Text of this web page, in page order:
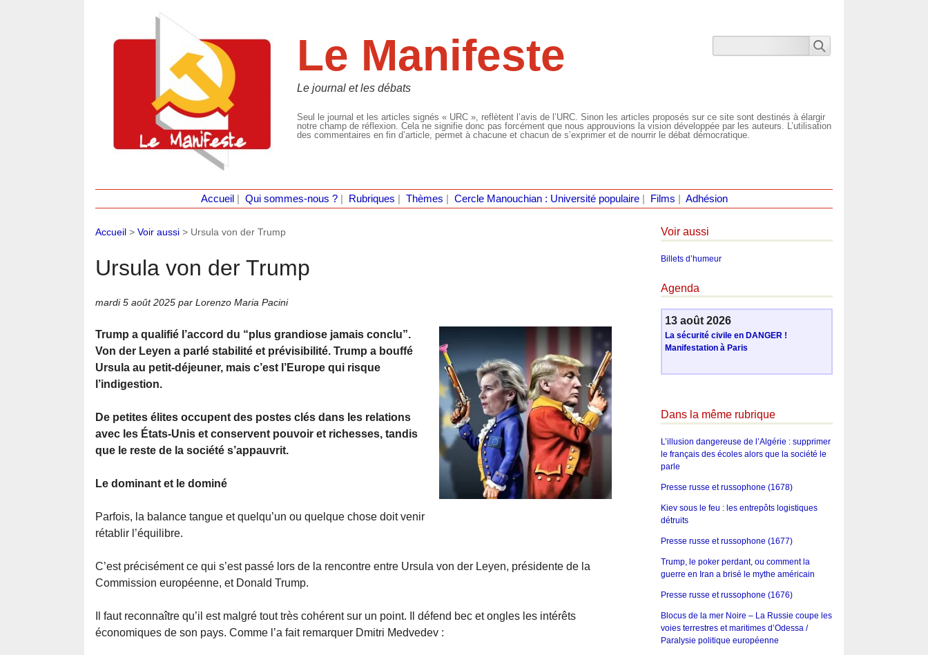
Le Manifeste
Le journal et les débats
Seul le journal et les articles signés « URC », reflètent l’avis de l’URC. Sinon les articles proposés sur ce site sont destinés à élargir
notre champ de réflexion. Cela ne signifie donc pas forcément que nous approuvions la vision développée par les auteurs. L’utilisation
des commentaires en fin d’article, permet à chacune et chacun de s’exprimer et de nourrir le débat démocratique.
Accueil Qui sommes-nous ?| Rubriques Thèmes Cercle Manouchian : Université populaire| Films Adhésion
Accueil > Voir aussi > Ursula von der Trump
Ursula von der Trump
mardi 5 août 2025 par Lorenzo Maria Pacini
Trump a qualifié l’accord du “plus grandiose jamais conclu”.
Von der Leyen a parlé stabilité et prévisibilité. Trump a bouffé
Ursula au petit-déjeuner, mais c’est l’Europe qui risque
l’indigestion.
De petites élites occupent des postes clés dans les relations
avec les États-Unis et conservent pouvoir et richesses, tandis
que le reste de la société s’appauvrit.
Le dominant et le dominé
Parfois, la balance tangue et quelqu’un ou quelque chose doit venir
rétablir l’équilibre.
C’est précisément ce qui s’est passé lors de la rencontre entre Ursula von der Leyen, présidente de la
Commission européenne, et Donald Trump.
Il faut reconnaître qu’il est malgré tout très cohérent sur un point. Il défend bec et ongles les intérêts
économiques de son pays. Comme l’a fait remarquer Dmitri Medvedev :
Voir aussi
Billets d’humeur
Agenda
13 août 2026
La sécurité civile en DANGER !
Manifestation à Paris
Dans la même rubrique
L’illusion dangereuse de l’Algérie : supprimer
le français des écoles alors que la société le
parle
Presse russe et russophone (1678)
Kiev sous le feu : les entrepôts logistiques
détruits
Presse russe et russophone (1677)
Trump, le poker perdant, ou comment la
guerre en Iran a brisé le mythe américain
Presse russe et russophone (1676)
Blocus de la mer Noire – La Russie coupe les
voies terrestres et maritimes d’Odessa /
Paralysie politique européenne